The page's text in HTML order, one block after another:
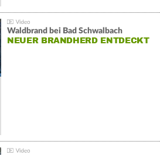
Waldbrand bei Bad Schwalbach
NEUER BRANDHERD ENTDECKT